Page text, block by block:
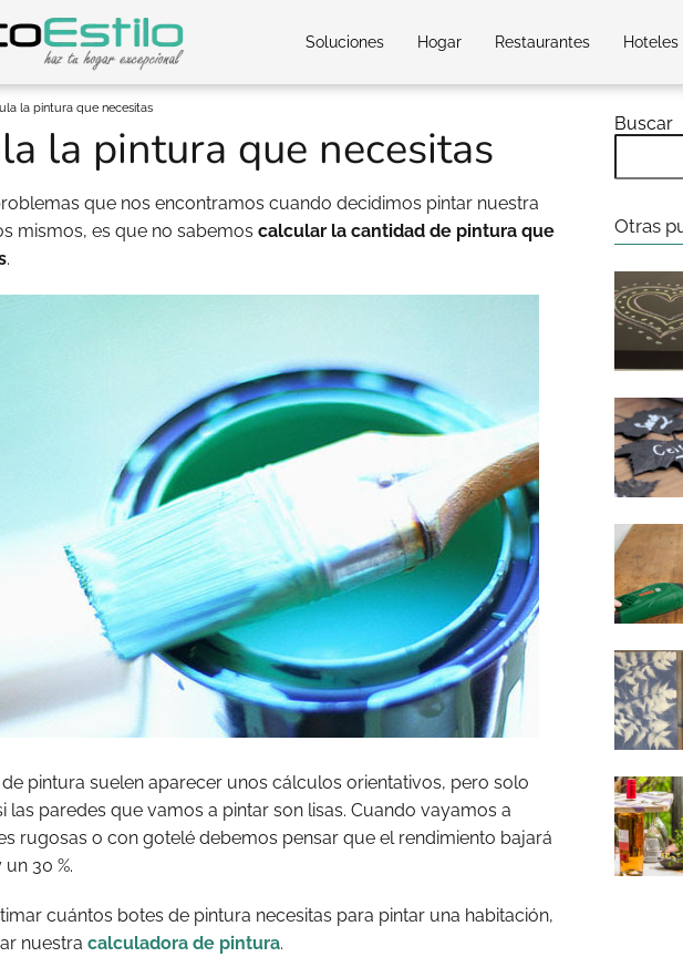
Soluciones Hogar Restaurantes Hoteles
la pintura que necesitas
la pintura que necesitas
que nos encontramos cuando decidimos pintar nuestra
mismos, es que no sabemos calcular la cantidad de pintura que
.
pintura suelen aparecer unos cálculos orientativos, pero solo
las paredes que vamos a pintar son lisas. Cuando vayamos a
rugosas o con gotelé debemos pensar que el rendimiento bajará
30 %.
cuántos botes de pintura necesitas para pintar una habitación,
nuestra calculadora de pintura.
Buscar
Otras